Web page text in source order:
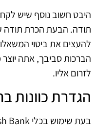
היבט חשוב נוסף שיש
תודה. הבעת הכרת תודה
להעצים את ביטוי
הברכות סביבך, אתה
לזרום אליו.
הגדרת כוונות